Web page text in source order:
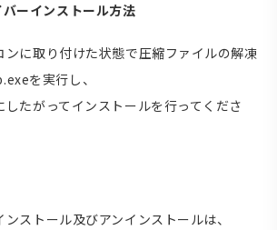
ーインストール方法
ンに取り付けた状態で圧縮ファイルの解凍
を実行し、
したがってインストールを行ってくださ
ンストール及びアンインストールは、